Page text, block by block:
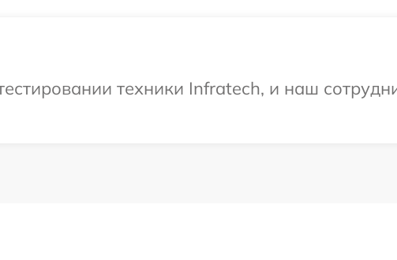
техники Infratech, и наш